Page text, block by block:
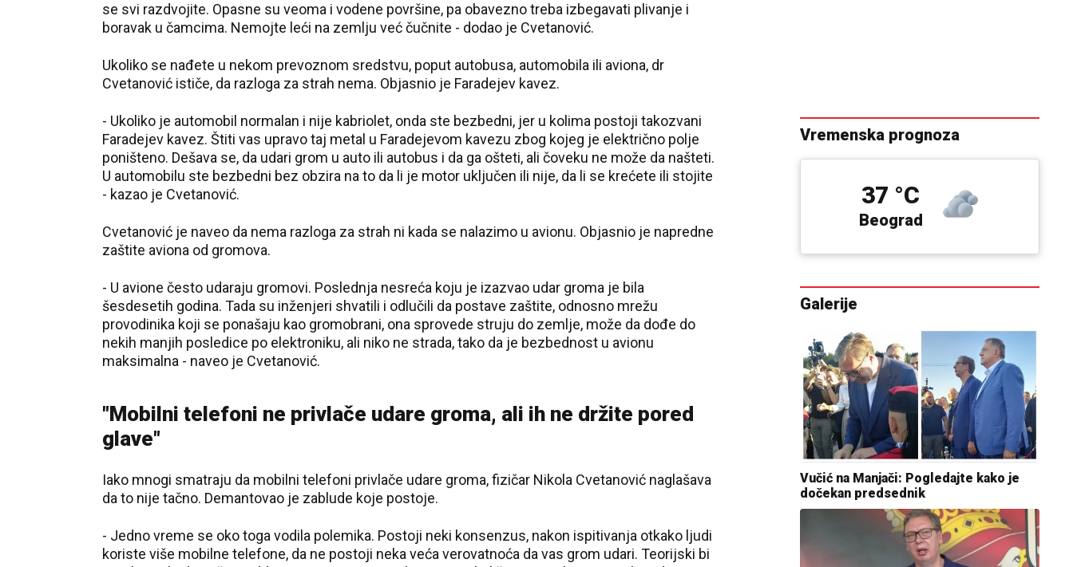
se svi razdvojite. Opasne su veoma i vodene površine, pa obavezno treba izbegavati plivanje i
boravak u čamcima. Nemojte leći na zemlju već čučnite - dodao je Cvetanović.
Ukoliko se nađete u nekom prevoznom sredstvu, poput autobusa, automobila ili aviona, dr
Cvetanović ističe, da razloga za strah nema. Objasnio je Faradejev kavez.
- Ukoliko je automobil normalan i nije kabriolet, onda ste bezbedni, jer u kolima postoji takozvani
Faradejev kavez. Štiti vas upravo taj metal u Faradejevom kavezu zbog kojeg je električno polje
poništeno. Dešava se, da udari grom u auto ili autobus i da ga ošteti, ali čoveku ne može da našteti.
U automobilu ste bezbedni bez obzira na to da li je motor uključen ili nije, da li se krećete ili stojite
- kazao je Cvetanović.
Cvetanović je naveo da nema razloga za strah ni kada se nalazimo u avionu. Objasnio je napredne
zaštite aviona od gromova.
- U avione često udaraju gromovi. Poslednja nesreća koju je izazvao udar groma je bila
šesdesetih godina. Tada su inženjeri shvatili i odlučili da postave zaštite, odnosno mrežu
provodinika koji se ponašaju kao gromobrani, ona sprovede struju do zemlje, može da dođe do
nekih manjih posledice po elektroniku, ali niko ne strada, tako da je bezbednost u avionu
maksimalna - naveo je Cvetanović.
"Mobilni telefoni ne privlače udare groma, ali ih ne držite pored
glave"
Iako mnogi smatraju da mobilni telefoni privlače udare groma, fizičar Nikola Cvetanović naglašava
da to nije tačno. Demantovao je zablude koje postoje.
- Jedno vreme se oko toga vodila polemika. Postoji neki konsenzus, nakon ispitivanja otkako ljudi
koriste više mobilne telefone, da ne postoji neka veća verovatnoća da vas grom udari. Teorijski bi
Vremenska prognoza
Beograd
37 °C
Galerije
Vučić na Manjači: Pogledajte kako je
dočekan predsednik